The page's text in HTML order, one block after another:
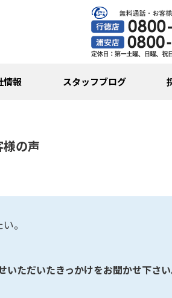
情報 スタッフブログ
様の声
。
いただいたきっかけをお聞かせ下さい